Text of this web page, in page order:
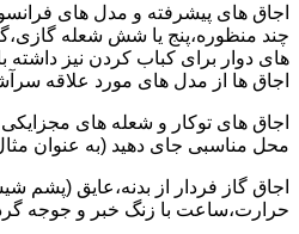
اجاق های پیشرفته و مدل های
چند منظوره،پنج یا شش شعله
های دوار برای کباب کردن نیز داشته
اجاق ها از مدل های مورد علاقه
اجاق های توکار و شعله های
محل مناسبی جای دهید (به عنوان
اجاق گاز فردار از بدنه،عایق
حرارت،ساعت با زنگ خبر و جوجه